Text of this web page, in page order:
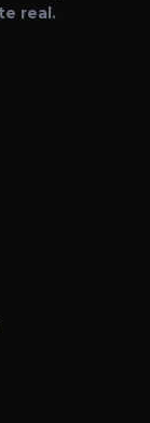
real.